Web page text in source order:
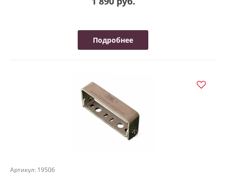
Подробнее
Артикул: 19506